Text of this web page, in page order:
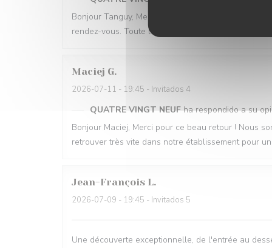
Bonjour Tanguy, Merci pour ce retour aussi
rendez-vous. Toute l'équipe sera ravie de vous
Maciej G
2026-07-11 - 19:45 - Invitados 4
QUATRE VINGT NEUF ha respondido a su
Bonjour Maciej, Merci pour ce beau retour ! Nous
retrouver très vite dans notre établissement pour
Jean-François L
2026-07-09 - 19:45 - Invitados 5
Une découverte exceptionnelle, de l'entrée au